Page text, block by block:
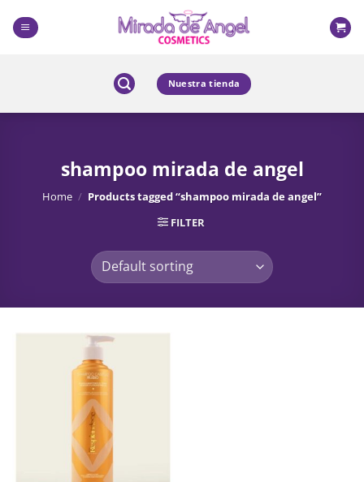
content
Nuestra tienda
shampoo mirada de angel
Home / Products tagged “shampoo mirada de angel”
FILTER